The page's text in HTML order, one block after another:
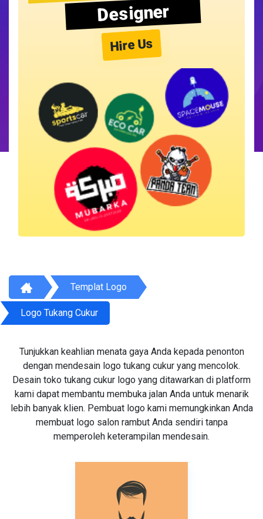
Designer
Hire Us
Templat Logo
Logo Tukang Cukur
Tunjukkan keahlian menata gaya Anda kepada penonton
dengan mendesain logo tukang cukur yang mencolok.
Desain toko tukang cukur logo yang ditawarkan di platform
kami dapat membantu membuka jalan Anda untuk menarik
lebih banyak klien. Pembuat logo kami memungkinkan Anda
membuat logo salon rambut Anda sendiri tanpa
memperoleh keterampilan mendesain.